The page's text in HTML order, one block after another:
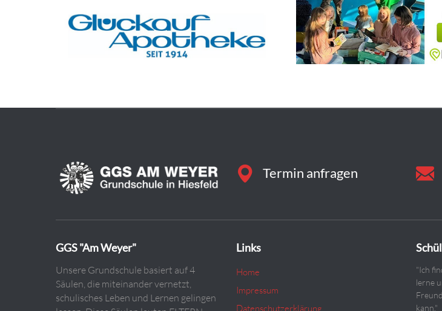
Termin anfragen
GGS "Am Weyer"
Unsere Grundschule basiert auf 4
Säulen, die miteinander vernetzt,
schulisches Leben und Lernen gelingen
Links
Home
Impressum
Datenschutzerklärung
"Ich
lerne
kann."